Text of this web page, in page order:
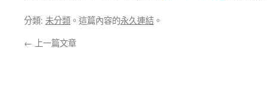
分類: 未分類 。這篇內容的永久連結 。
← 上一篇文章